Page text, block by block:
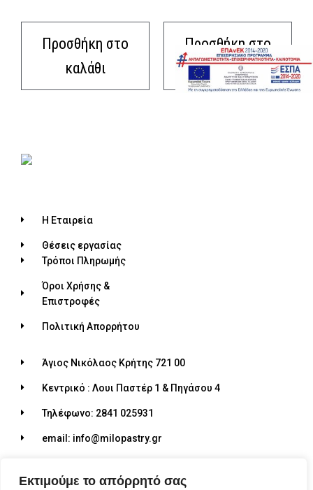
Εκτιμούμε το απόρρητό σας
Προσθήκη στο
καλάθι
Προσθήκη στο
καλάθι
Η Εταιρεία
Θέσεις εργασίας
Τρόποι Πληρωμής
Όροι Χρήσης &
Επιστροφές
Πολιτική Απορρήτου
Άγιος Νικόλαος Κρήτης 721 00
Κεντρικό : Λουι Παστέρ 1 & Πηγάσου 4
Τηλέφωνο: 2841 025931
email: info@milopastry.gr